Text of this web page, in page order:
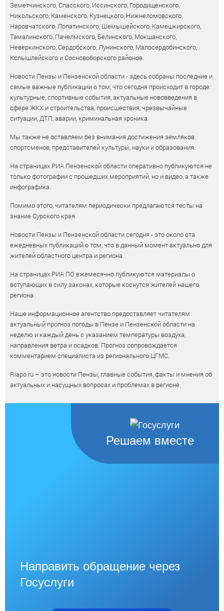
Земетчинского, Спасского, Иссинского, Городищенского,
Никольского, Каменского, Кузнецкого, Нижнеломовского,
Наровчатского, Лопатинского, Шемышейского, Камешкирского,
Тамалинского, Пачелмского, Белинского, Мокшанского,
Неверкинского, Сердобского, Лунинского, Малосердобинского,
Колышлейского и Сосновоборского районов.
Новости Пензы и Пензенской области - здесь собраны последние и
самые важные публикации о том, что сегодня происходит в городе:
культурные, спортивные события, актуальные нововведения в
сфере ЖКХ и строительства, происшествия, чрезвычайные
ситуации, ДТП, аварии, криминальная хроника.
Мы также не оставляем без внимания достижения земляков:
спортсменов, представителей культуры, науки и образования.
На страницах РИА Пензенской области оперативно публикуются не
только фотографии с прошедших мероприятий, но и видео, а также
инфографика.
Помимо этого, читателям периодически предлагаются тесты на
знание Сурского края.
Новости Пензы и Пензенской области сегодня - это около ста
ежедневных публикаций о том, что в данный момент актуально для
жителей областного центра и региона.
На страницах РИА ПО ежемесячно публикуются материалы о
вступающих в силу законах, которые коснутся жителей нашего
региона.
Наше информационное агентство предоставляет читателям
актуальный прогноз погоды в Пензе и Пензенской области на
неделю и каждый день с указанием температуры воздуха,
направления ветра и осадков. Прогноз сопровождается
комментарием специалиста из регионального ЦГМС.
Riapo.ru – это новости Пензы, главные события, факты и мнения об
актуальных и насущных вопросах и проблемах в регионе.
Решаем вместе
Направить обращение через
Госуслуги